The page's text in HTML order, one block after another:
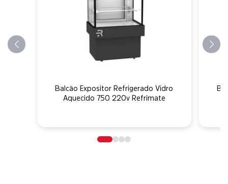
Balcão Expositor Refrigerado Vidro
Aquecido 750 220v Refrimate